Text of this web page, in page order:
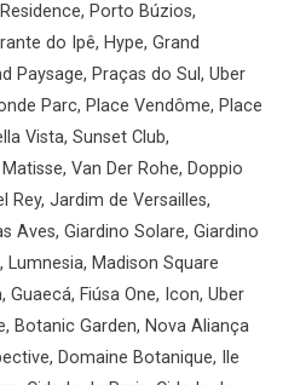
Porto Búzios,
do Ipê, Hype, Grand
Paysage, Praças do Sul, Uber
Parc, Place Vendôme, Place
Vista, Sunset Club,
Van Der Rohe, Doppio
Rey, Jardim de Versailles,
Aves, Giardino Solare, Giardino
Madison Square
Guaecá, Fiúsa One, Icon, Uber
Botanic Garden, Nova Aliança
Domaine Botanique, Ile